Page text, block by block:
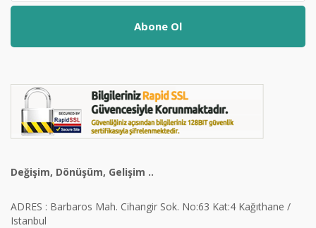
Abone Ol
Değişim, Dönüşüm, Gelişim ..
ADRES : Barbaros Mah. Cihangir Sok. No:63 Kat:4 Kağıthane /
Istanbul